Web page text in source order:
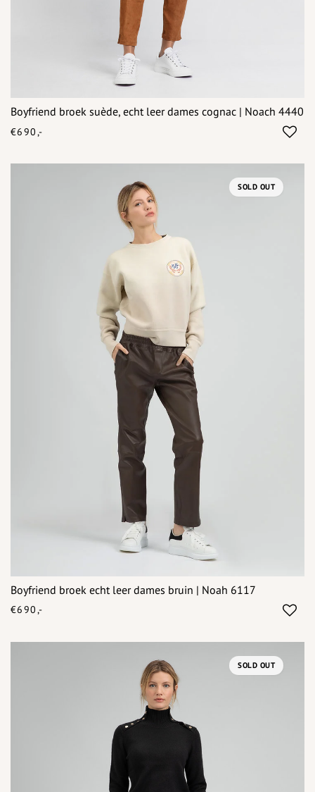
Boyfriend broek suède, echt leer dames cognac | Noach 4440
€690,-
Boyfriend broek echt leer dames bruin | Noah 6117
€690,-
SOLD OUT
SOLD OUT